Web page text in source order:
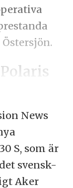
News
S, som är
svensk-
Aker